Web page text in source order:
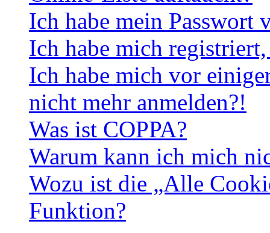
Ich habe mein Passwort
Ich habe mich
Ich habe mich vor
nicht mehr anmelden?!
Was ist COPPA?
Warum kann ich mich
Wozu ist die „Alle
Funktion?